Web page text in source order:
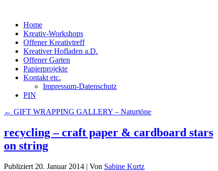
Home
Kreativ-Workshops
Offener Kreativtreff
Kreativer Hofladen a.D.
Offener Garten
Papierprojekte
Kontakt etc.
Impressum-Datenschutz
PIN
← GIFT WRAPPING GALLERY – Naturtöne
recycling – craft paper & cardboard stars
on string
Publiziert 20. Januar 2014 | Von Sabine Kurtz